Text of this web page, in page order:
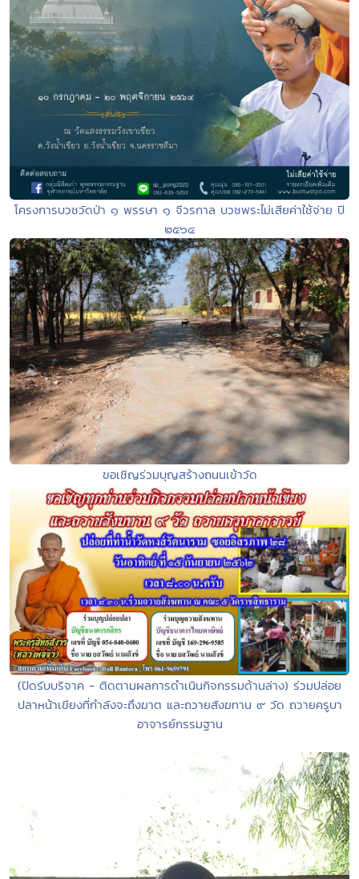
โครงการบวชวัดป่า ๑ พรรษา ๑ จีวรกาล บวชพระไม่เสียค่าใช้จ่าย ปี
๒๕๖๔
ขอเชิญร่วมบุญสร้างถนนเข้าวัด
(ปิดรับบริจาค - ติดตามผลการดำเนินกิจกรรมด้านล่าง) ร่วมปล่อย
ปลาหน้าเขียงที่กำลังจะถึงฆาต และถวายสังฆทาน ๙ วัด ถวายครูบา
อาจารย์กรรมฐาน